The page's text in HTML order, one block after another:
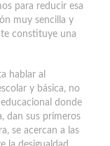
para reducir esa
muy sencilla y
constituye una
hablar al
y básica, no
donde
dan sus primeros
se acercan a las